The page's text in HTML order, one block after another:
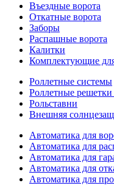
Въездные ворота
Откатные ворота
Заборы
Распашные ворота
Калитки
Комплектующие
Роллетные системы
Роллетные
Рольставни
Внешняя
Автоматика для
Автоматика для
Автоматика для
Автоматика для
Автоматика для